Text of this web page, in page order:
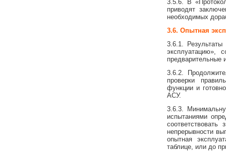
3.5.6. В
приводят
необходимых
3.6. Опытная
3.6.1.
эксплуатацию»,
предварительные
3.6.2.
проверки
функции и
АСУ.
3.6.3.
испытаниями
непрерывности
опытная
таблице, или до